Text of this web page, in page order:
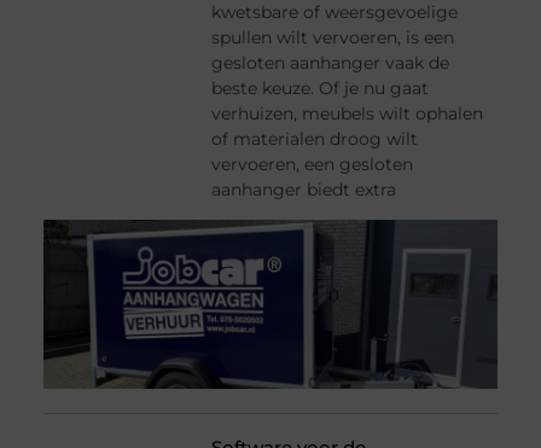
kwetsbare of weersgevoelige
spullen wilt vervoeren, is een
gesloten aanhanger vaak de
beste keuze. Of je nu gaat
verhuizen, meubels wilt ophalen
of materialen droog wilt
vervoeren, een gesloten
aanhanger biedt extra